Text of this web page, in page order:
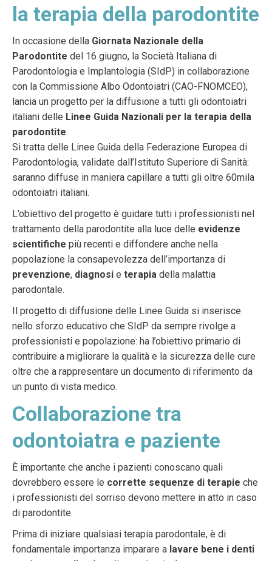
la terapia della parodontite
In occasione della Giornata Nazionale della
Parodontite del 16 giugno, la Società Italiana di
Parodontologia e Implantologia (SIdP) in collaborazione
con la Commissione Albo Odontoiatri (CAO-FNOMCEO),
lancia un progetto per la diffusione a tutti gli odontoiatri
italiani delle Linee Guida Nazionali per la terapia della
parodontite.
Si tratta delle Linee Guida della Federazione Europea di
Parodontologia, validate dall’Istituto Superiore di Sanità:
saranno diffuse in maniera capillare a tutti gli oltre 60mila
odontoiatri italiani.
L’obiettivo del progetto è guidare tutti i professionisti nel
trattamento della parodontite alla luce delle evidenze
scientifiche più recenti e diffondere anche nella
popolazione la consapevolezza dell’importanza di
prevenzione, diagnosi e terapia della malattia
parodontale.
Il progetto di diffusione delle Linee Guida si inserisce
nello sforzo educativo che SIdP da sempre rivolge a
professionisti e popolazione: ha l’obiettivo primario di
contribuire a migliorare la qualità e la sicurezza delle cure
oltre che a rappresentare un documento di riferimento da
un punto di vista medico.
Collaborazione tra
odontoiatra e paziente
È importante che anche i pazienti conoscano quali
dovrebbero essere le corrette sequenze di terapie che
i professionisti del sorriso devono mettere in atto in caso
di parodontite.
Prima di iniziare qualsiasi terapia parodontale, è di
fondamentale importanza imparare a lavare bene i denti